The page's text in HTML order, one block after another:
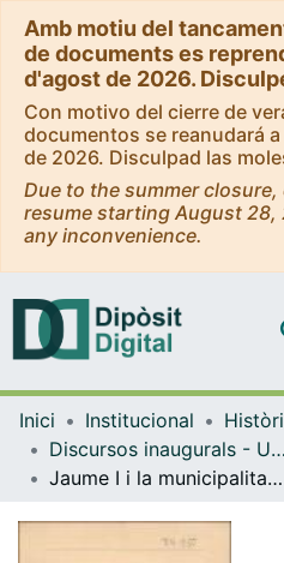
Amb motiu del
de documents es
d'agost de 2026.
Con motivo del cierre de
documentos se reanudará
de 2026. Disculpad las
Due to the summer
resume starting August 28,
any inconvenience.
Inici Institucional
Discursos inaugurals - Universitat de Barcelona
Jaume I i la municipalitat de Barcelona